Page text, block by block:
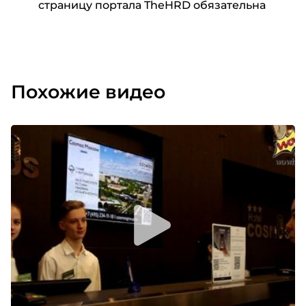
не прячется за закрытыми дверьми.
рекреации с удобными креслами для того,
чтобы можно было позвонить домашним,
коллегой и не мешать никому, с кем ты
находишься в одном кабинете.
Результаты проекта
Бытие определяет сознание, как известно. И
наша команда – не исключение. После того, как
все стали ходить в красивый офис – в чистый, в
нарядный – следить за тем, как они выглядят,
соблюдать чистоту рабочего места – изменился,
конечно, и уровень корпоративной культуры и
страницу портала TheHRD обязательна
Похожие видео